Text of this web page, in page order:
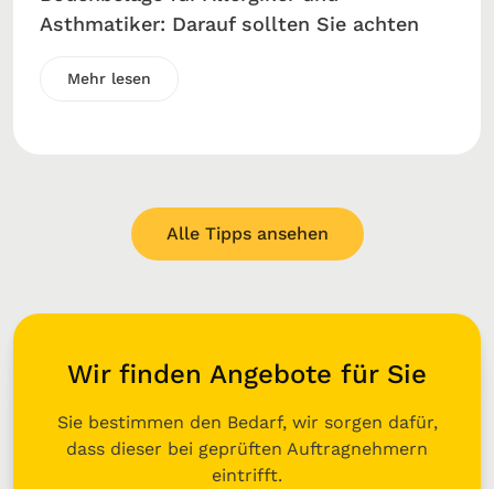
Asthmatiker: Darauf sollten Sie achten
Mehr lesen
Alle Tipps ansehen
Wir finden Angebote für Sie
Sie bestimmen den Bedarf, wir sorgen dafür,
dass dieser bei geprüften Auftragnehmern
eintrifft.